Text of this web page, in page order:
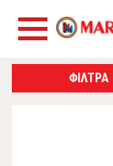
ΦΙΛΤΡΑ